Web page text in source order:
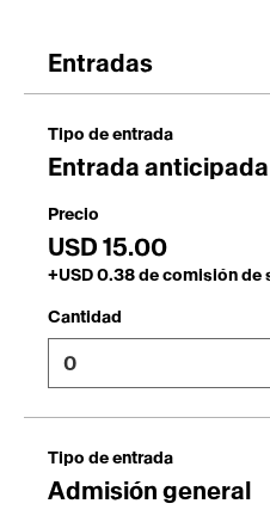
Administrar Eventos>
los invitados sobre el
antecedentes, tipos de
gran espacio para dar a los
Para personalizar este
Administrar Eventos>
Entradas
Tipo de entrada
Entrada anticipada
Precio
USD 15.00
+USD 0.38 de comisión de
Cantidad
Tipo de entrada
Admisión general